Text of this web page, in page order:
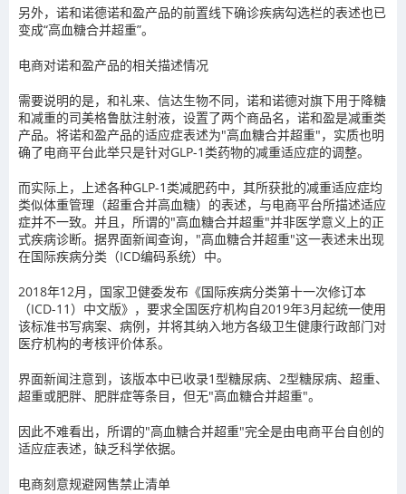
另外，诺和诺德诺和盈产品的前置线下确诊疾病勾选栏的表述也已
变成“高血糖合并超重”。
电商对诺和盈产品的相关描述情况
需要说明的是，和礼来、信达生物不同，诺和诺德对旗下用于降糖
和减重的司美格鲁肽注射液，设置了两个商品名，诺和盈是减重类
产品。将诺和盈产品的适应症表述为"高血糖合并超重"，实质也明
确了电商平台此举只是针对GLP-1类药物的减重适应症的调整。
而实际上，上述各种GLP-1类减肥药中，其所获批的减重适应症均
类似体重管理（超重合并高血糖）的表述，与电商平台所描述适应
症并不一致。并且，所谓的"高血糖合并超重"并非医学意义上的正
式疾病诊断。据界面新闻查询，"高血糖合并超重"这一表述未出现
在国际疾病分类（ICD编码系统）中。
2018年12月，国家卫健委发布《国际疾病分类第十一次修订本
（ICD-11）中文版》，要求全国医疗机构自2019年3月起统一使用
该标准书写病案、病例，并将其纳入地方各级卫生健康行政部门对
医疗机构的考核评价体系。
界面新闻注意到，该版本中已收录1型糖尿病、2型糖尿病、超重、
超重或肥胖、肥胖症等条目，但无"高血糖合并超重"。
因此不难看出，所谓的"高血糖合并超重"完全是由电商平台自创的
适应症表述，缺乏科学依据。
电商刻意规避网售禁止清单